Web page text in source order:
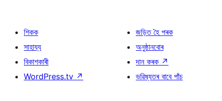
শিকক
সাহায্য
বিকাশকাৰী
WordPress.tv ↗
জড়িত হৈ পৰক
অনুষ্ঠানবোৰ
দান কৰক ↗
ভৱিষ্যতৰ বাবে পাঁচ